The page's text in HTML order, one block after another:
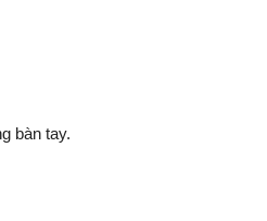
bàn tay.